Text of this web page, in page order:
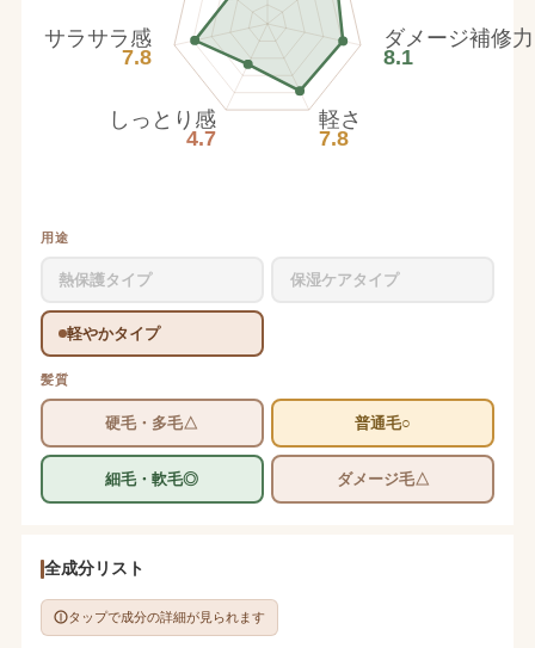
ダメージ補修力
8.1
軽さ
7.8
しっとり感
4.7
サラサラ感
7.8
用途
熱保護タイプ 保湿ケアタイプ
軽やかタイプ
髪質
硬毛・多毛△ 普通毛○
細毛・軟毛◎ ダメージ毛△
全成分リスト
タップで成分の詳細が見られます